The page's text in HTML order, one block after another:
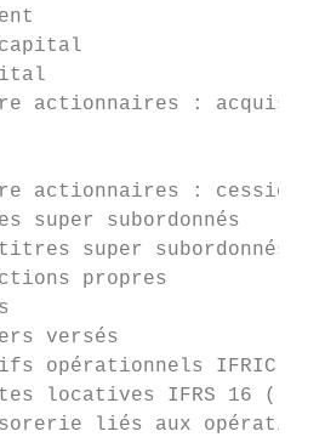
de capital
capital
actionnaires :
entre actionnaires
titres super
les titres super
sur actions
versés
opérationnels
locatives
liés aux